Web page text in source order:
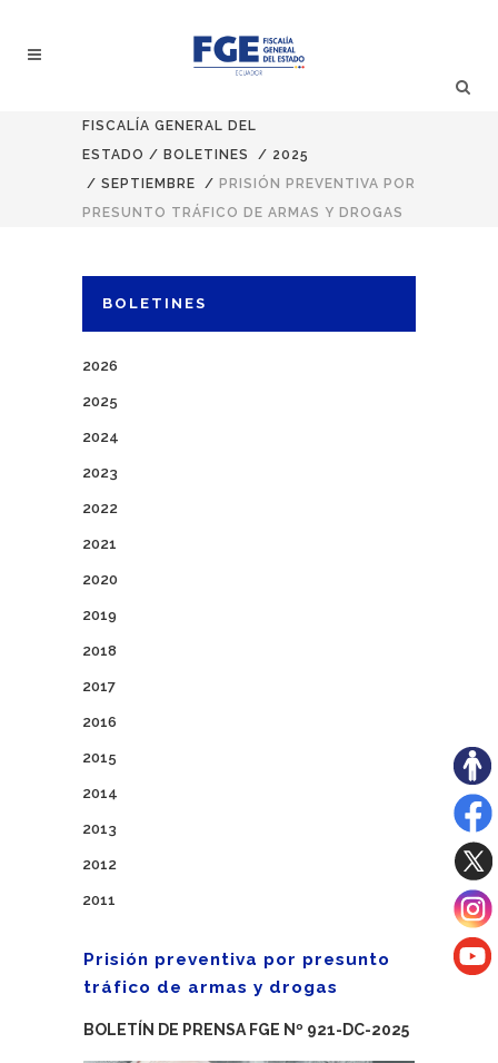
FISCALÍA GENERAL DEL
ESTADO / BOLETINES / 2025
/ SEPTIEMBRE / PRISIÓN PREVENTIVA POR
PRESUNTO TRÁFICO DE ARMAS Y DROGAS
BOLETINES
2026
2025
2024
2023
2022
2021
2020
2019
2018
2017
2016
2015
2014
2013
2012
2011
Prisión preventiva por presunto
tráfico de armas y drogas
BOLETÍN DE PRENSA FGE Nº 921-DC-2025